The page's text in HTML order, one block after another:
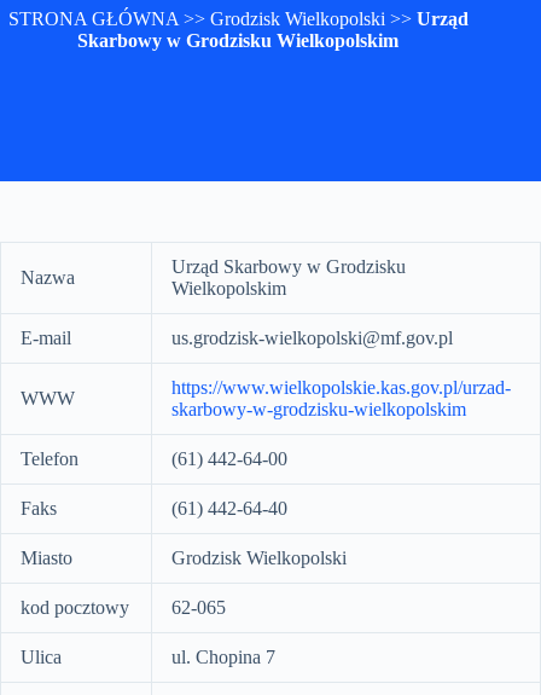
STRONA GŁÓWNA >> Grodzisk Wielkopolski >> Urząd
Skarbowy w Grodzisku Wielkopolskim
Nazwa
Urząd Skarbowy w Grodzisku
Wielkopolskim
E-mail us.grodzisk-wielkopolski@mf.gov.pl
WWW
https://www.wielkopolskie.kas.gov.pl/urzad-
skarbowy-w-grodzisku-wielkopolskim
Telefon (61) 442-64-00
Faks (61) 442-64-40
Miasto Grodzisk Wielkopolski
kod pocztowy 62-065
Ulica ul. Chopina 7